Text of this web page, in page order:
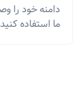
دامنه خود را
ما استفاده